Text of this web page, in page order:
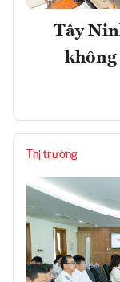
Tây
Thị trường